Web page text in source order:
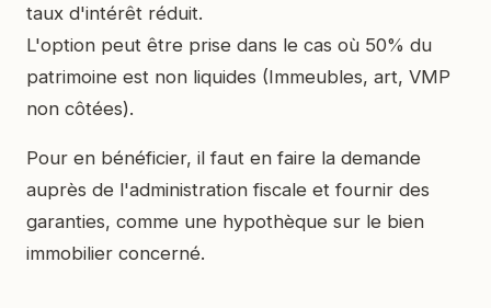
taux d'intérêt réduit.
L'option peut être prise dans le cas où 50% du
patrimoine est non liquides (Immeubles, art, VMP
non côtées).
Pour en bénéficier, il faut en faire la demande
auprès de l'administration fiscale et fournir des
garanties, comme une hypothèque sur le bien
immobilier concerné.